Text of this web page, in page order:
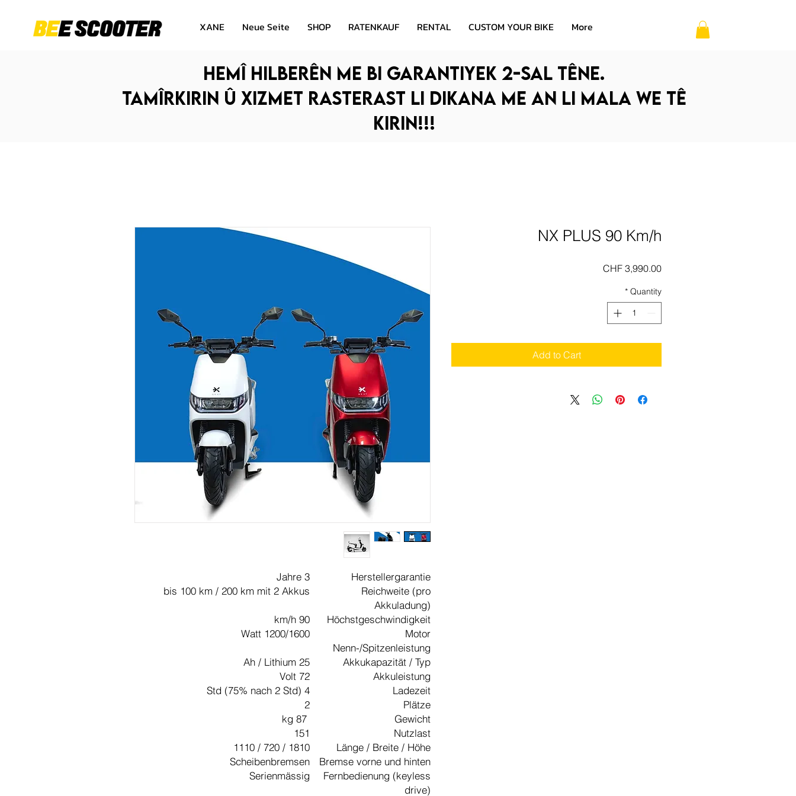
XANE Neue Seite SHOP RATENKAUF RENTAL CUSTOM YOUR BIKE More
Hemî hilberên me bi garantiyek 2-sal têne.
Tamîrkirin û xizmet rasterast li dikana me an li mala we tê
kirin!!!
Herstellergarantie
3 Jahre
Reichweite (pro
Akkuladung)
bis 100 km / 200 km mit 2 Akkus
Höchstgeschwindigkeit
90 km/h
Motor
Nenn-/Spitzenleistung
1200/1600 Watt
Akkukapazität / Typ
25 Ah / Lithium
Akkuleistung
72 Volt
Ladezeit
4 Std (75% nach 2 Std)
Plätze
2
Gewicht
Nutzlast
151
Länge / Breite / Höhe
1810 / 720 / 1110
Bremse vorne und hinten
Scheibenbremsen
Fernbedienung (keyless
drive)
Serienmässig
NX PLUS 90 Km/h
CHF 3,990.00
Price
Quantity
*
Add to Cart